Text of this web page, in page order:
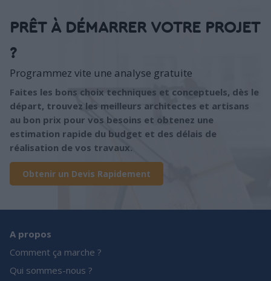
PRÊT À DÉMARRER VOTRE PROJET
?
Programmez vite une analyse gratuite
Faites les bons choix techniques et conceptuels, dès le
départ, trouvez les meilleurs architectes et artisans
au bon prix pour vos besoins et obtenez une
estimation rapide du budget et des délais de
réalisation de vos travaux.
Obtenir un Devis Rapidement
A propos
Comment ça marche ?
Qui sommes-nous ?